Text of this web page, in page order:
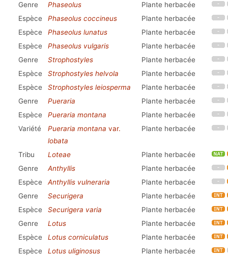
Genre
Phaseolus
Plante herbacée
Espèce
Phaseolus coccineus
Plante herbacée
Espèce
Phaseolus lunatus
Plante herbacée
Espèce
Phaseolus vulgaris
Plante herbacée
Genre
Strophostyles
Plante herbacée
Espèce
Strophostyles helvola
Plante herbacée
Espèce
Strophostyles leiosperma
Plante herbacée
Genre
Pueraria
Plante herbacée
Espèce
Pueraria montana
Plante herbacée
Variété
Pueraria montana var.
lobata
Plante herbacée
Tribu Loteae
Plante herbacée
Genre
Anthyllis
Plante herbacée
Espèce
Anthyllis vulneraria
Plante herbacée
Genre
Securigera
Plante herbacée
Espèce
Securigera varia
Plante herbacée
Genre
Lotus
Plante herbacée
Espèce
Lotus corniculatus
Plante herbacée
Espèce
Lotus uliginosus
Plante herbacée